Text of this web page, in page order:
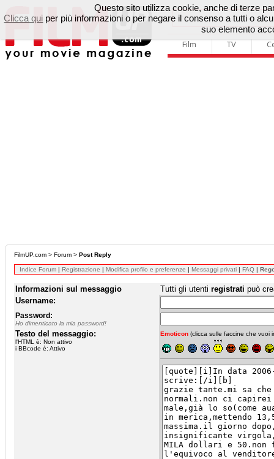
Film TV
FilmUP.com > Forum > Post Reply
Indice Forum | Registrazione | Modifica profilo e preferenze | Messaggi privati | FAQ |
Informazioni sul messaggio Tutti gli utenti registrati può
Username:
Password:
Ho dimenticato la mia password!
Testo del messaggio:
l'HTML è: Non attivo
i BBcode è: Attivo
Emoticon (clicca sulle faccine che vuoi
Questo sito utilizza cookie, anche di terze
Clicca qui per più informazioni o per negare il consenso a tutti o
suo elemento